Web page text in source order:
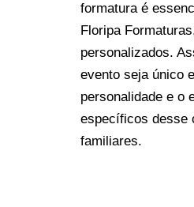
formatura é
Floripa
personalizados.
evento seja único
personalidade e o
específicos desse
familiares.